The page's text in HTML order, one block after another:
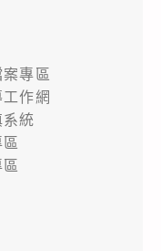
專區
作網
統